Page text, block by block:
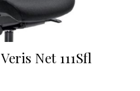
Net 111Sfl